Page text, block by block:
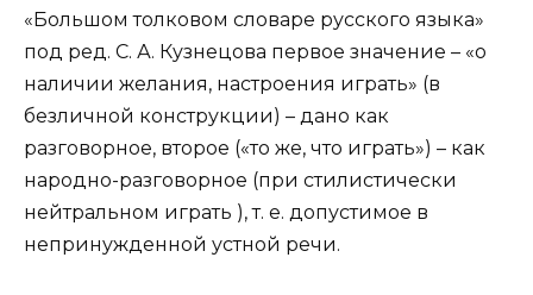
«Большом толковом словаре русского языка»
под ред. С. А. Кузнецова первое значение – «о
наличии желания, настроения играть» (в
безличной конструкции) – дано как
разговорное, второе («то же, что играть») – как
народно-разговорное (при стилистически
нейтральном играть ), т. е. допустимое в
непринужденной устной речи.